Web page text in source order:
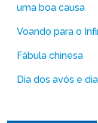
uma boa causa
Voando para o
Fábula chinesa
Dia dos avós e